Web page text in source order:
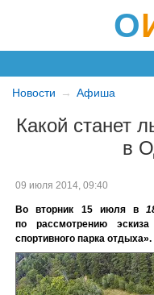
О
Новости Афиша
Какой станет
в
09 июля 2014, 09:40
Во вторник 15 июля в
по рассмотрению эскиза
спортивного парка отдыха».